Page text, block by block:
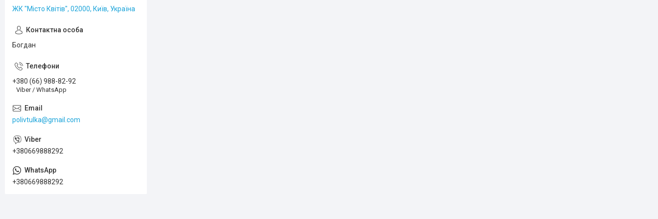
ЖК "Місто Квітів", 02000, Київ, Україна
Богдан
+380 (66) 988-82-92
Viber / WhatsApp
polivtulka@gmail.com
+380669888292
+380669888292